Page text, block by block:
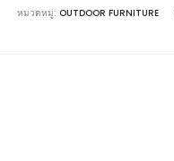
หมวดหมู่: OUTDOOR FURNITURE